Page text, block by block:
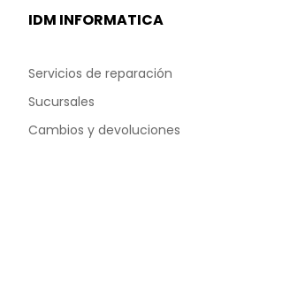
IDM INFORMATICA
Servicios de reparación
Sucursales
Cambios y devoluciones